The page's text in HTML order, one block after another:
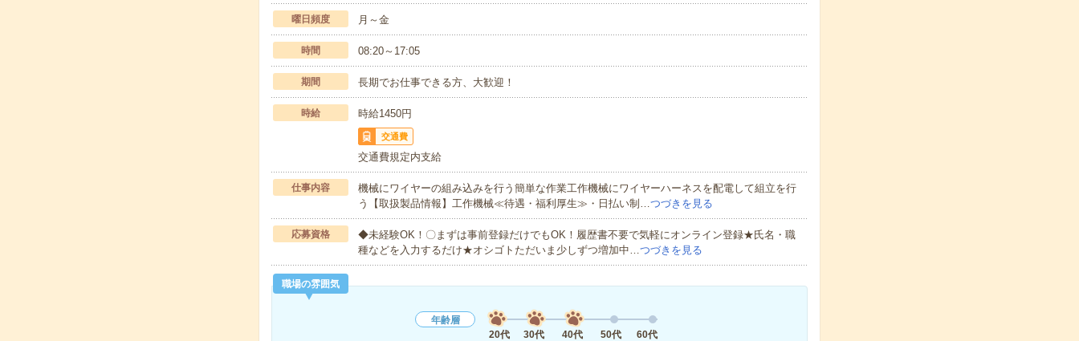
曜日頻度 月～金
時間 08:20～17:05
期間 長期でお仕事できる方、大歓迎！
時給 時給1450円
交通費
交通費規定内支給
仕事内容
機械にワイヤーの組み込みを行う簡単な作業工作機械にワイヤーハーネスを配電して組立を行
う【取扱製品情報】工作機械≪待遇・福利厚生≫・日払い制…つづきを見る
応募資格
◆未経験OK！〇まずは事前登録だけでもOK！履歴書不要で気軽にオンライン登録★氏名・職
種などを入力するだけ★オシゴトただいま少しずつ増加中…つづきを見る
職場の雰囲気
年齢層
20代
30代 40代 50代 60代